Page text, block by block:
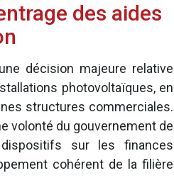
des aides
décision majeure relative
photovoltaïques, en
structures commerciales.
volonté du gouvernement de
sur les finances
cohérent de la filière